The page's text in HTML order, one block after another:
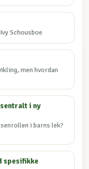
Schousboe
men hvordan
i ny
i barns lek?
spesifikke